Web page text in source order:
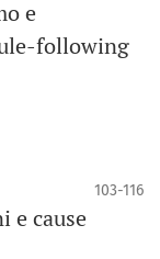
e
following
103-116
e cause